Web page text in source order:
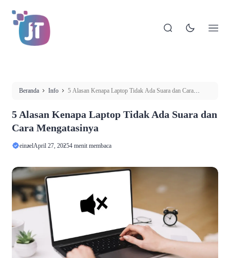
Beranda Info
5 Alasan Kenapa Laptop Tidak Ada Suara dan Cara
5 Alasan Kenapa Laptop Tidak Ada Suara dan
Cara Mengatasinya
einzelApril 27, 20254 menit membaca